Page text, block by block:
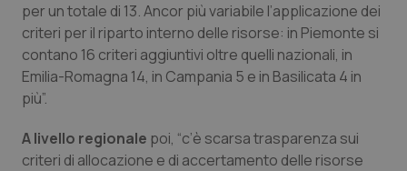
Sangue & coagulazione
Tiroide
Tumore ovarico
per un totale di 13. Ancor più variabile l’applicazione dei
criteri per il riparto interno delle risorse: in Piemonte si
contano 16 criteri aggiuntivi oltre quelli nazionali, in
Emilia-Romagna 14, in Campania 5 e in Basilicata 4 in
più”.
A livello regionale poi, “c’è scarsa trasparenza sui
criteri di allocazione e di accertamento delle risorse